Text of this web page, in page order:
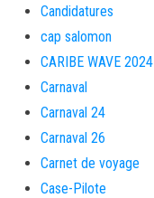
Candidatures
cap salomon
CARIBE WAVE 2024
Carnaval
Carnaval 24
Carnaval 26
Carnet de voyage
Case-Pilote